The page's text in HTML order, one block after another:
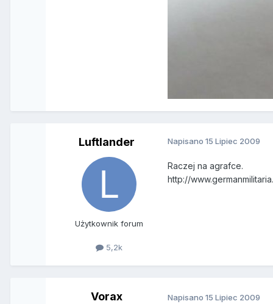
Luftlander
Użytkownik forum
5,2k
Napisano15 Lipiec 2009
Raczej na agrafce.
http://
Vorax Napisano15 Lipiec 2009